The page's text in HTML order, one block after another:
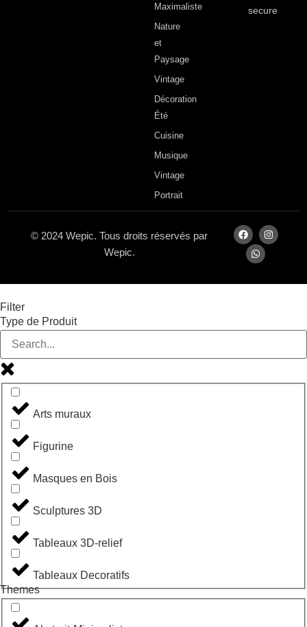
Maximaliste
Nature
et
Paysage
Vintage
Décoration
Été
Cuisine
Musique
Vintage
Portrait
secure
© 2024 Wepic. Tous droits réservés par
Wepic.
Filter
Type de Produit
Arts muraux
Figurine
Masques en Bois
Sculptures 3D
Tableaux 3D-relief
Tableaux Decoratifs
Themes